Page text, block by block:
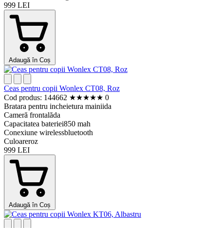
999 LEI
Adaugă în Coș
Ceas pentru copii Wonlex CT08, Roz
Cod produs: 144662 ★★★★★ 0
Bratara pentru incheietura mainiida
Cameră frontalăda
Capacitatea bateriei850 mah
Conexiune wirelessbluetooth
Culoareroz
999 LEI
Adaugă în Coș